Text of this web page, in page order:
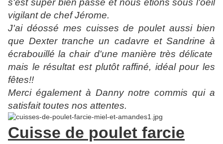
s'est super bien passé et nous étions sous l'oeil
vigilant de chef Jérome.
J'ai déossé mes cuisses de poulet aussi bien
que Dexter tranche un cadavre et Sandrine à
écrabouillé la chair d'une manière très délicate
mais le résultat est plutôt raffiné, idéal pour les
fêtes!!
Merci également à Danny notre commis qui a
satisfait toutes nos attentes.
Cuisse de poulet farcie